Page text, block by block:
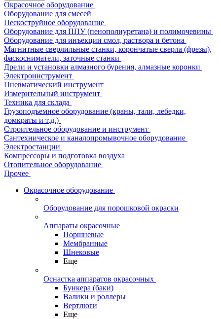
Окрасочное оборудование
Оборудование для смесей
Пескоструйное оборудование
Оборудование для ППУ (пенополиуретана) и полимочевины
Оборудование для инъекции смол, раствора и бетона
Магнитные сверлильные станки, корончатые сверла (фрезы),
фаскосниматели, заточные станки
Дрели и установки алмазного бурения, алмазные коронки
Электроинструмент
Пневматический инструмент
Измерительный инструмент
Техника для склада
Грузоподъемное оборудование (краны, тали, лебедки,
домкраты и т.д.)
Строительное оборудование и инструмент
Сантехническое и каналопромывочное оборудование
Электростанции
Компрессоры и подготовка воздуха
Отопительное оборудование
Прочее
Окрасочное оборудование
Оборудование для порошковой окраски
Аппараты окрасочные
Поршневые
Мембранные
Шнековые
Еще
Оснастка аппаратов окрасочных
Бункера (баки)
Валики и роллеры
Вертлюги
Еще